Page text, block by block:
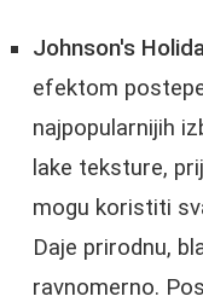
Johnson's
efektom
najpopularnijih
lake teksture,
mogu koristiti
Daje prirodnu,
ravnomerno.